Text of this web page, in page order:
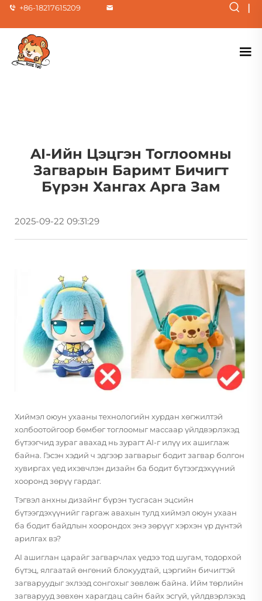
+86-18217615209 |
AI-Ийн Цэцгэн Тоглоомны
Загварын Баримт Бичигт
Бүрэн Хангах Арга Зам
2025-09-22 09:31:29
Хиймэл оюун ухааны технологийн хурдан хөгжилтэй
холбоотойгоор бөмбөг тоглоомыг массаар үйлдвэрлэхэд
бүтээгчид зураг авахад нь зурагт AI-г илүү их ашиглаж
байна. Гэсэн хэдий ч эдгээр загварыг бодит загвар болгон
хувиргах үед ихэвчлэн дизайн ба бодит бүтээгдэхүүний
хооронд зөрүү гардаг.
Тэгвэл анхны дизайнг бүрэн тусгасан эцсийн
бүтээгдэхүүнийг гаргаж авахын тулд хиймэл оюун ухаан
ба бодит байдлын хоорондох энэ зөрүүг хэрхэн үр дүнтэй
арилгах вэ?
AI ашиглан царайг загварчлах үедээ тод шугам, тодорхой
бүтэц, ялгаатай өнгөний блокуудтай, цэргийн бичигтэй
загваруудыг эхлээд сонгохыг зөвлөж байна. Ийм төрлийн
загварууд зөвхөн харагдац сайн байх эсгүй, үйлдвэрлэхэд